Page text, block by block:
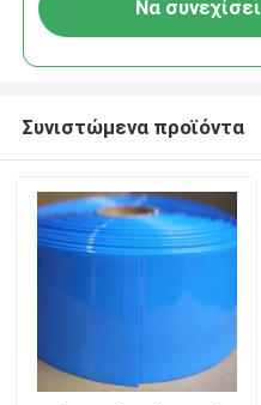
Να συνεχίσει
Συνιστώμενα προϊόντα